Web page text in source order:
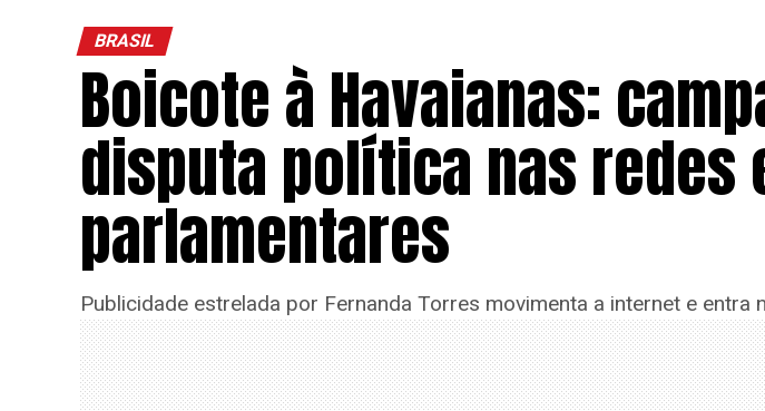
BRASIL
Boicote à Havaianas:
disputa política nas redes
parlamentares
Publicidade estrelada por Fernanda Torres movimenta a internet e